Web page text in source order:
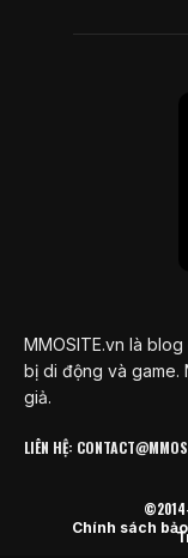
MMOSITE.vn là
bị di động và game.
giả.
LIÊN HỆ:
Chính sách
©2014-